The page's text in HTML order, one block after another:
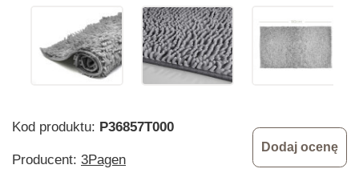
Kod produktu: P36857T000
Producent: 3Pagen
Dodaj ocenę